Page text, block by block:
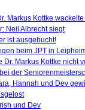
Markus Kottke
Neil Albrecht siegt
ist ausgebucht!
beim JPT in
Dr. Markus Kottke nicht
der
Hannah und Dev
und Dev